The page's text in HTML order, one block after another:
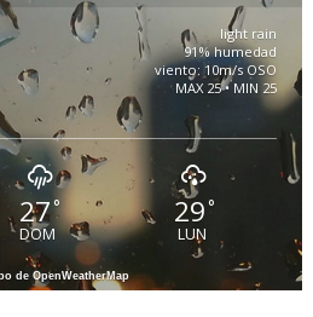
light rain
91% humedad
viento: 10m/s OSO
MAX 25 • MIN 25
27 °
DOM
29°
LUN
de OpenWeatherMap